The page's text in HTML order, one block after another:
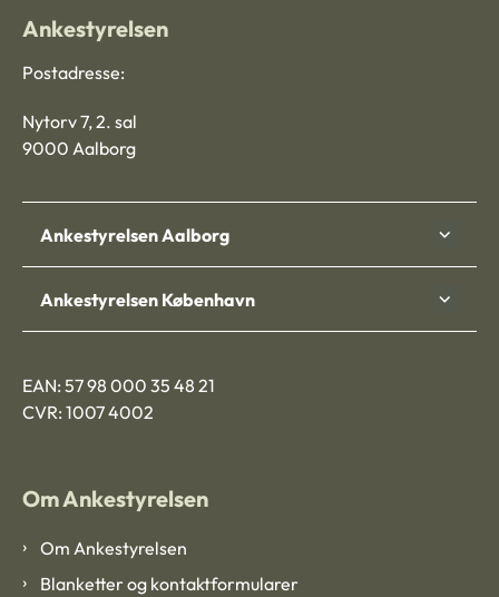
Ankestyrelsen
Postadresse:
Nytorv 7, 2. sal
9000 Aalborg
Ankestyrelsen Aalborg
Ankestyrelsen København
EAN: 57 98 000 35 48 21
CVR: 1007 4002
Om Ankestyrelsen
Om Ankestyrelsen
Blanketter og kontaktformularer